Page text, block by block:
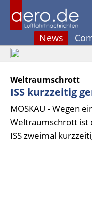
News
Weltraumschrott
ISS kurzzeitig
MOSKAU - Wegen
Weltraumschrott ist
ISS zweimal